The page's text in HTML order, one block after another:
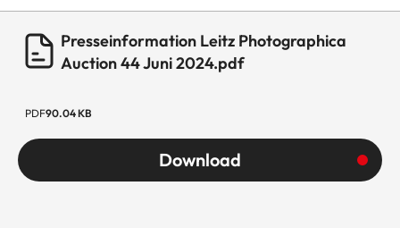
Presseinformation Leitz Photographica
Auction 44 Juni 2024.pdf
PDF90.04 KB
Download